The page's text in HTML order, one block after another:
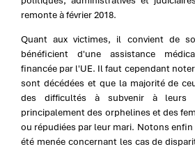
remonte à février 2018.
Quant aux victimes, il convient de
bénéficient d'une assistance
financée par l'UE. Il faut cependant
sont décédées et que la majorité de
des difficultés à subvenir à leurs
principalement des orphelines et des
ou répudiées par leur mari. Notons
été menée concernant les cas de